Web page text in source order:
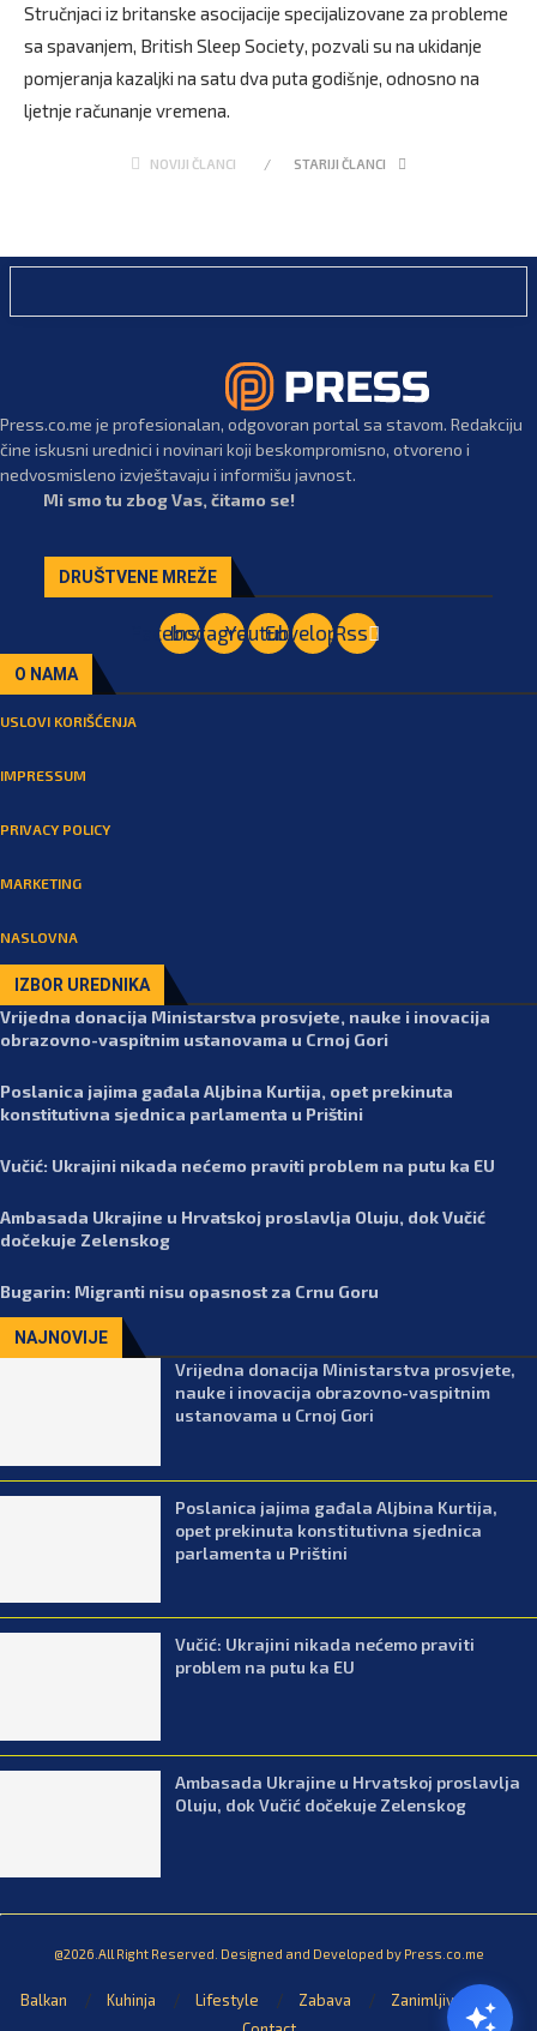
Stručnjaci iz britanske asocijacije specijalizovane za probleme
sa spavanjem, British Sleep Society, pozvali su na ukidanje
pomjeranja kazaljki na satu dva puta godišnje, odnosno na
ljetnje računanje vremena.
NOVIJI ČLANCI STARIJI ČLANCI
Press.co.me je profesionalan, odgovoran portal sa stavom. Redakciju
čine iskusni urednici i novinari koji beskompromisno, otvoreno i
nedvosmisleno izvještavaju i informišu javnost.
Mi smo tu zbog Vas, čitamo se!
DRUŠTVENE MREŽE
Facebook
Instagram
YoutubeEnvelopeRss
O NAMA
USLOVI KORIŠĆENJA
IMPRESSUM
PRIVACY POLICY
MARKETING
NASLOVNA
IZBOR UREDNIKA
Vrijedna donacija Ministarstva prosvjete, nauke i inovacija
obrazovno-vaspitnim ustanovama u Crnoj Gori
Poslanica jajima gađala Aljbina Kurtija, opet prekinuta
konstitutivna sjednica parlamenta u Prištini
Vučić: Ukrajini nikada nećemo praviti problem na putu ka EU
Ambasada Ukrajine u Hrvatskoj proslavlja Oluju, dok Vučić
dočekuje Zelenskog
Bugarin: Migranti nisu opasnost za Crnu Goru
NAJNOVIJE
Vrijedna donacija Ministarstva prosvjete,
nauke i inovacija obrazovno-vaspitnim
ustanovama u Crnoj Gori
Poslanica jajima gađala Aljbina Kurtija,
opet prekinuta konstitutivna sjednica
parlamenta u Prištini
Vučić: Ukrajini nikada nećemo praviti
problem na putu ka EU
Ambasada Ukrajine u Hrvatskoj proslavlja
Oluju, dok Vučić dočekuje Zelenskog
@2026.All Right Reserved. Designed and Developed by Press.co.me
Balkan Kuhinja Lifestyle Zabava
Zanimljivosti